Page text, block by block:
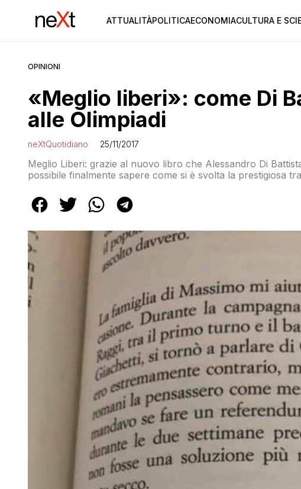
ATTUALITÀPOLITICAECONOMIACULTURA E
OPINIONI
«Meglio liberi»: come Di
alle Olimpiadi
neXtQuotidiano 25/11/2017
Meglio Liberi: grazie al nuovo libro che Alessandro Di
possibile finalmente sapere come si è svolta la prestigiosa
lasciati sottotraccia. Li potete […]